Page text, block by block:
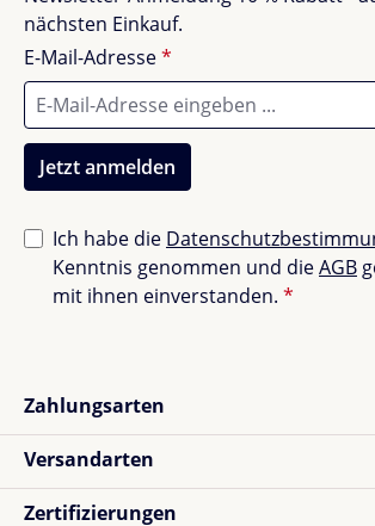
nächsten Einkauf.
E-Mail-Adresse*
Jetzt anmelden
Ich habe die
Kenntnis genommen und dieAGB
mit ihnen einverstanden. *
Zahlungsarten
Versandarten
Zertifizierungen